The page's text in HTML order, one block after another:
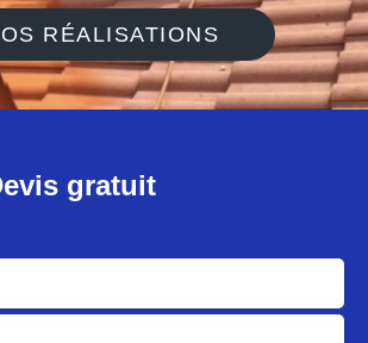
RÉALISATIONS
gratuit